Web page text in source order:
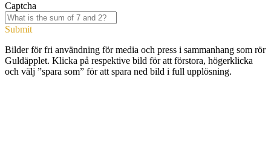
Captcha
Submit
Bilder för fri användning för media och press i sammanhang som rör
Guldäpplet. Klicka på respektive bild för att förstora, högerklicka
och välj ”spara som” för att spara ned bild i full upplösning.